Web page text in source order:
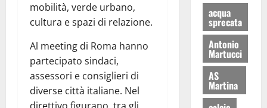
mobilità, verde urbano,
cultura e spazi di relazione.
Al meeting di Roma hanno
partecipato sindaci,
assessori e consiglieri di
diverse città italiane. Nel
acqua
sprecata
Antonio
Martucci
AS
Martina